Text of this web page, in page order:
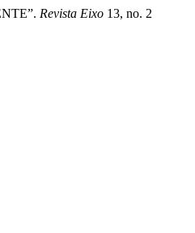
Revista Eixo 13, no. 2